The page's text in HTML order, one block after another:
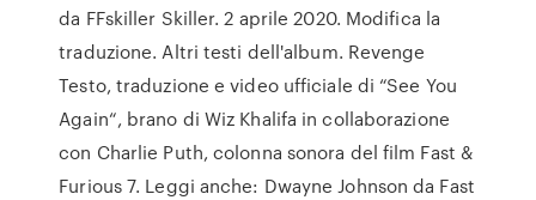
da FFskiller Skiller. 2 aprile 2020. Modifica la
traduzione. Altri testi dell'album. Revenge
Testo, traduzione e video ufficiale di “See You
Again“, brano di Wiz Khalifa in collaborazione
con Charlie Puth, colonna sonora del film Fast &
Furious 7. Leggi anche: Dwayne Johnson da Fast